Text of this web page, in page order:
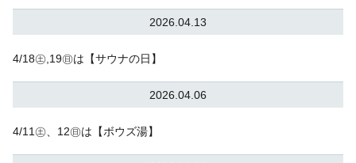
2026.04.13
4/18㊏,19㊐は【サウナの日】
2026.04.06
4/11㊏、12㊐は【ボウズ湯】